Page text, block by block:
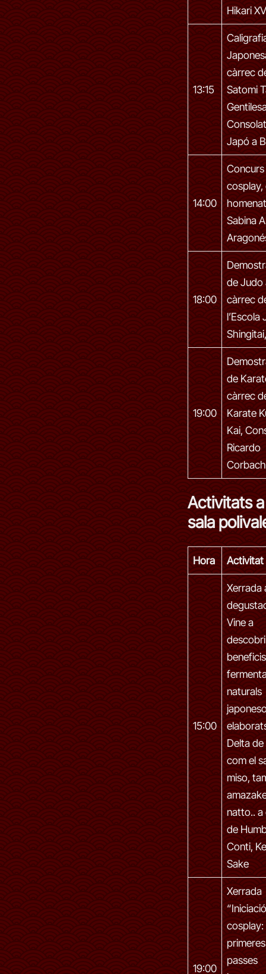
Hikari
13:15
càrrec
Satomi
Japó a
14:00
cosplay,
Sabina
18:00
de Judo
càrrec
l’Escola
19:00
de
càrrec
Karate
Kai,
Ricardo
Activitats
sala
Hora Activitat
15:00
Xerrada
Vine a
naturals
Delta de
com el
miso,
natto.. a
de
Conti,
Sake
19:00
Xerrada
cosplay:
primeres
passes